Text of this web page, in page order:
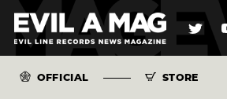
OFFICIAL STORE